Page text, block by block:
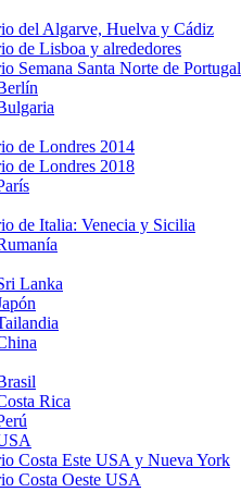
del Algarve, Huelva y Cádiz
de Lisboa y alrededores
Semana Santa Norte de Portugal
de Londres 2014
de Londres 2018
de Italia: Venecia y Sicilia
Lanka
Rica
Costa Este USA y Nueva York
Costa Oeste USA